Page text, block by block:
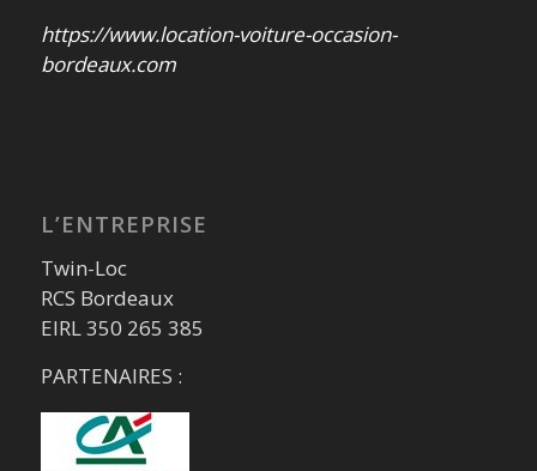
https://www.location-voiture-occasion-
bordeaux.com
L’ENTREPRISE
Twin-Loc
RCS Bordeaux
EIRL 350 265 385
PARTENAIRES :